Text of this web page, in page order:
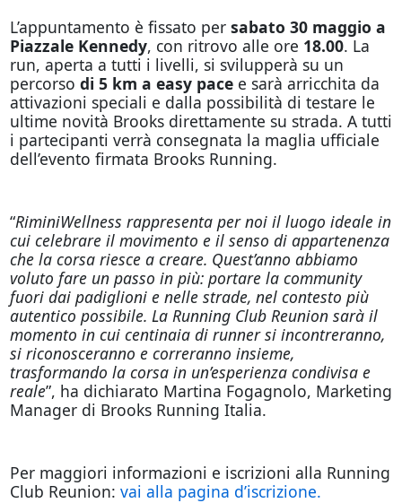
L’appuntamento è fissato per sabato 30 maggio a
Piazzale Kennedy, con ritrovo alle ore 18.00. La
run, aperta a tutti i livelli, si svilupperà su un
percorso di 5 km a easy pacee sarà arricchita da
attivazioni speciali e dalla possibilità di testare le
ultime novità Brooks direttamente su strada. A tutti
i partecipanti verrà consegnata la maglia ufficiale
dell’evento firmata Brooks Running.
“RiminiWellness rappresenta per noi il luogo ideale in
cui celebrare il movimento e il senso di appartenenza
che la corsa riesce a creare. Quest’anno abbiamo
voluto fare un passo in più: portare la community
fuori dai padiglioni e nelle strade, nel contesto più
autentico possibile. La Running Club Reunion sarà il
momento in cui centinaia di runner si incontreranno,
si riconosceranno e correranno insieme,
trasformando la corsa in un’esperienza condivisa e
reale”, ha dichiarato Martina Fogagnolo, Marketing
Manager di Brooks Running Italia.
Per maggiori informazioni e iscrizioni alla Running
Club Reunion: vai alla pagina d’iscrizione.